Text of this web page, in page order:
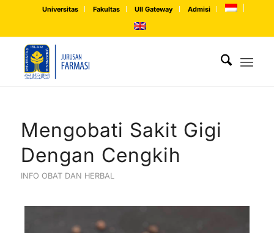
Universitas Fakultas UII Gateway Admisi
Mengobati Sakit Gigi
Dengan Cengkih
INFO OBAT DAN HERBAL